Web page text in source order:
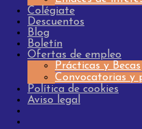
Colégiate
Descuentos
Blog
Boletín
Ofertas de empleo
Prácticas y Becas
Convocatorias y
Política de cookies
Aviso legal